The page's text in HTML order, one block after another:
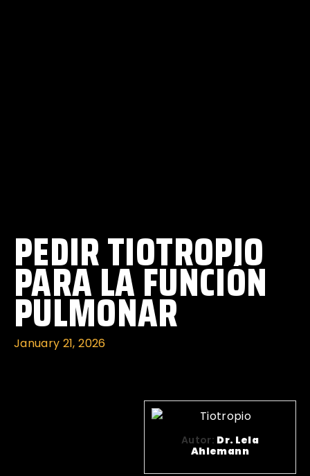
PEDIR TIOTROPIO
PARA LA FUNCIÓN
PULMONAR
January 21, 2026
Autor: Dr. Lela
Ahlemann